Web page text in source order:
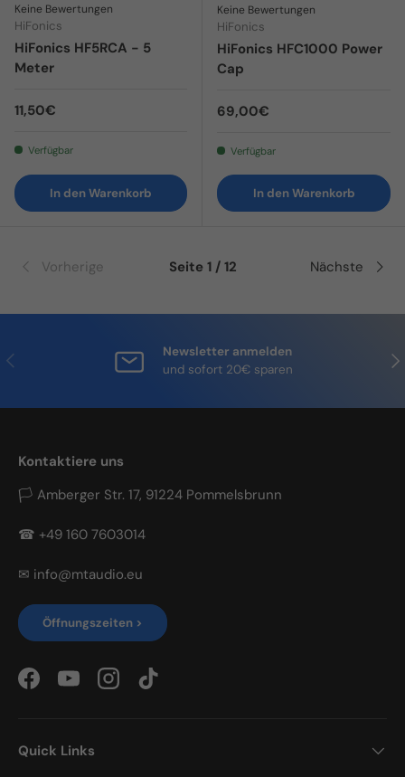
Keine Bewertungen
HiFonics
HiFonics HF5RCA - 5
Meter
Normaler Preis
11,50€
Verfügbar
In den Warenkorb
Keine Bewertungen
HiFonics
HiFonics HFC1000 Power
Cap
Normaler Preis
69,00€
Verfügbar
In den Warenkorb
Vorherige Seite 1 / 12 Nächste
Vorherige
Newsletter anmelden
und sofort 20€ sparen
Kontaktiere uns
🏳 Amberger Str. 17, 91224 Pommelsbrunn
☎ +49 160 7603014
✉ info@mtaudio.eu
Öffnungszeiten >
FacebookYouTubeInstagramTikTok
Quick Links